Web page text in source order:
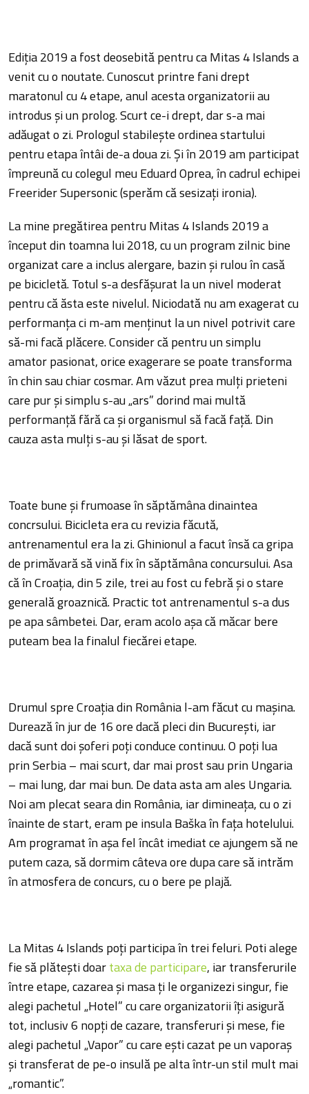
Ediţia 2019 a fost deosebită pentru ca Mitas 4 Islands a
venit cu o noutate. Cunoscut printre fani drept
maratonul cu 4 etape, anul acesta organizatorii au
introdus şi un prolog. Scurt ce-i drept, dar s-a mai
adăugat o zi. Prologul stabileşte ordinea startului
pentru etapa întâi de-a doua zi. Şi în 2019 am participat
împreună cu colegul meu Eduard Oprea, în cadrul echipei
Freerider Supersonic (sperăm că sesizaţi ironia).
La mine pregătirea pentru Mitas 4 Islands 2019 a
început din toamna lui 2018, cu un program zilnic bine
organizat care a inclus alergare, bazin şi rulou în casă
pe bicicletă. Totul s-a desfăşurat la un nivel moderat
pentru că ăsta este nivelul. Niciodată nu am exagerat cu
performanţa ci m-am menţinut la un nivel potrivit care
să-mi facă plăcere. Consider că pentru un simplu
amator pasionat, orice exagerare se poate transforma
în chin sau chiar cosmar. Am văzut prea mulţi prieteni
care pur şi simplu s-au „ars” dorind mai multă
performanţă fără ca şi organismul să facă faţă. Din
cauza asta mulţi s-au şi lăsat de sport.
Toate bune şi frumoase în săptămâna dinaintea
concrsului. Bicicleta era cu revizia făcută,
antrenamentul era la zi. Ghinionul a facut însă ca gripa
de primăvară să vină fix în săptămâna concursului. Asa
că în Croaţia, din 5 zile, trei au fost cu febră şi o stare
generală groaznică. Practic tot antrenamentul s-a dus
pe apa sâmbetei. Dar, eram acolo aşa că măcar bere
puteam bea la finalul fiecărei etape.
Drumul spre Croaţia din România l-am făcut cu maşina.
Durează în jur de 16 ore dacă pleci din Bucureşti, iar
dacă sunt doi şoferi poţi conduce continuu. O poţi lua
prin Serbia – mai scurt, dar mai prost sau prin Ungaria
– mai lung, dar mai bun. De data asta am ales Ungaria.
Noi am plecat seara din România, iar dimineaţa, cu o zi
înainte de start, eram pe insula Baška în faţa hotelului.
Am programat în aşa fel încât imediat ce ajungem să ne
putem caza, să dormim câteva ore dupa care să intrăm
în atmosfera de concurs, cu o bere pe plajă.
La Mitas 4 Islands poţi participa în trei feluri. Poti alege
fie să plăteşti doartaxa de participare, iar transferurile
între etape, cazarea şi masa ţi le organizezi singur, fie
alegi pachetul „Hotel” cu care organizatorii îţi asigură
tot, inclusiv 6 nopţi de cazare, transferuri şi mese, fie
alegi pachetul „Vapor” cu care eşti cazat pe un vaporaş
şi transferat de pe-o insulă pe alta într-un stil mult mai
„romantic”.